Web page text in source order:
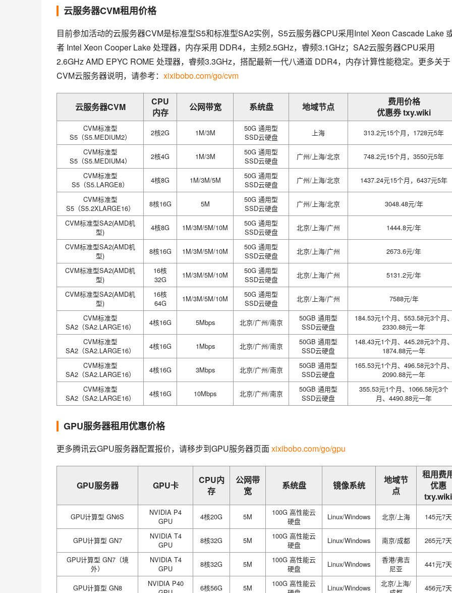
云服务器CVM租用价格
目前参加活动的云服务器CVM是标准型S5和标准型SA2实例，S5云服务器CPU采用Intel Xeon Cascade Lake
者 Intel Xeon Cooper Lake 处理器，内存采用 DDR4，主频2.5GHz，睿频3.1GHz；SA2云服务器CPU采用
2.6GHz AMD EPYC ROME 处理器，睿频3.3GHz，搭配最新一代八通道 DDR4，内存计算性能稳定。更多关于
CVM云服务器说明，请参考： xixibobo.com/go/cvm
云服务器CVM
CPU
内存
公网带宽 系统盘 地域节点
费用价格
优惠券 txy.wiki
CVM标准型
S5（S5.MEDIUM2）
2核2G 1M/3M
50G 通用型
SSD云硬盘
上海
313.2元15个月，1728元5年
CVM标准型
S5（S5.MEDIUM4）
2核4G 1M/3M
50G 通用型
SSD云硬盘
广州/上海/北京
748.2元15个月，3550元5年
CVM标准型
S5（S5.LARGE8）
4核8G 1M/3M/5M
50G 通用型
SSD云硬盘
广州/上海/北京
1437.24元15个月，6437元5年
CVM标准型
S5（S5.2XLARGE16）
8核16G 5M
50G 通用型
SSD云硬盘
广州/上海/北京
3048.48元/年
CVM标准型SA2(AMD机
型)
4核8G 1M/3M/5M/10M
50G 通用型
SSD云硬盘
北京/上海/广州
1444.8元/年
CVM标准型SA2(AMD机
型)
8核16G 1M/3M/5M/10M
50G 通用型
SSD云硬盘
北京/上海/广州
2673.6元/年
CVM标准型SA2(AMD机
型)
16核
32G
1M/3M/5M/10M
50G 通用型
SSD云硬盘
北京/上海/广州
5131.2元/年
CVM标准型SA2(AMD机
型)
16核
64G
1M/3M/5M/10M
50G 通用型
SSD云硬盘
北京/上海/广州
7588元/年
CVM标准型
SA2（SA2.LARGE16）
4核16G 5Mbps 北京/广州/南京
50GB 通用型
SSD云硬盘
184.53元1个月、553.58元3个月
2330.88元一年
CVM标准型
SA2（SA2.LARGE16）
4核16G 1Mbps 北京/广州/南京
50GB 通用型
SSD云硬盘
148.43元1个月、445.28元3个月
1874.88元一年
CVM标准型
SA2（SA2.LARGE16）
4核16G 3Mbps 北京/广州/南京
50GB 通用型
SSD云硬盘
165.53元1个月、496.58元3个月
2090.88元一年
CVM标准型
SA2（SA2.LARGE16）
4核16G 10Mbps 北京/广州/南京
50GB 通用型
SSD云硬盘
355.53元1个月、1066.58元3个
月、4490.88元一年
GPU服务器租用优惠价格
更多腾讯云GPU服务器配置报价，请移步到GPU服务器页面 xixibobo.com/go/gpu
GPU服务器 GPU卡
CPU内
存
公网带
宽
系统盘 镜像系统
地域节
点
租用费
优惠
txy.wiki
GPU计算型 GN6S
NVIDIA P4
GPU
4核20G 5M
100G 高性能云
硬盘
Linux/Windows 北京/上海 145元7天
GPU计算型 GN7
NVIDIA T4
GPU
8核32G 5M
100G 高性能云
硬盘
Linux/Windows 南京/成都
265元7天
GPU计算型 GN7（境
外）
NVIDIA T4
GPU
8核32G 5M
100G 高性能云
硬盘
Linux/Windows
香港/弗吉
尼亚
441元7天
GPU计算型 GN8
NVIDIA P40
6核56G 5M
100G 高性能云
Linux/Windows
北京/上海/
456元7天